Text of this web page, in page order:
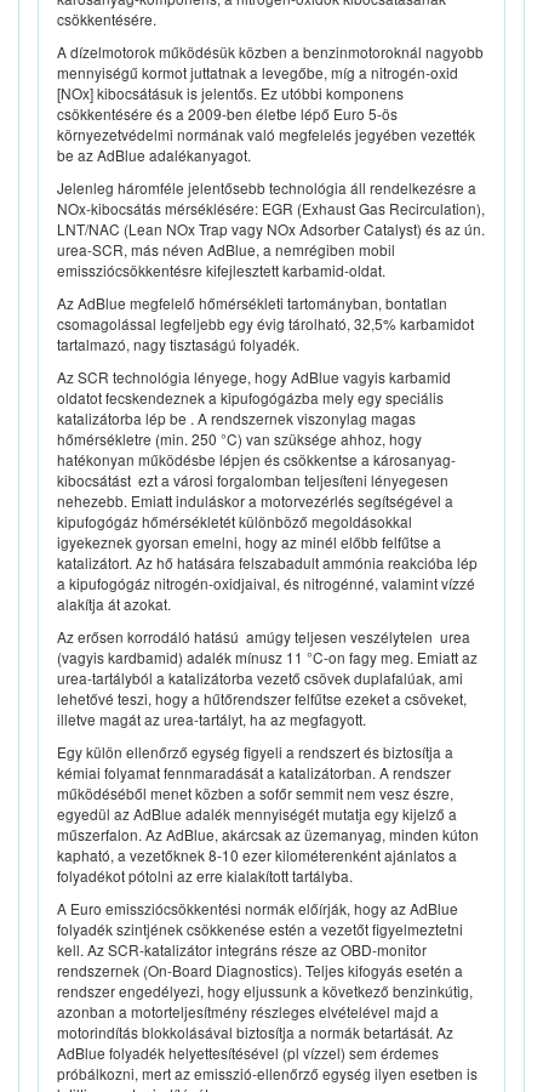
csökkentésére.
A dízelmotorok működésük közben a benzinmotoroknál nagyobb
mennyiségű kormot juttatnak a levegőbe, míg a nitrogén-oxid
[NOx] kibocsátásuk is jelentős. Ez utóbbi komponens
csökkentésére és a 2009-ben életbe lépő Euro 5-ös
környezetvédelmi normának való megfelelés jegyében vezették
be az AdBlue adalékanyagot.
Jelenleg háromféle jelentősebb technológia áll rendelkezésre a
NOx-kibocsátás mérséklésére: EGR (Exhaust Gas Recirculation),
LNT/NAC (Lean NOx Trap vagy NOx Adsorber Catalyst) és az ún.
urea-SCR, más néven AdBlue, a nemrégiben mobil
emissziócsökkentésre kifejlesztett karbamid-oldat.
Az AdBlue megfelelő hőmérsékleti tartományban, bontatlan
csomagolással legfeljebb egy évig tárolható, 32,5% karbamidot
tartalmazó, nagy tisztaságú folyadék.
Az SCR technológia lényege, hogy AdBlue vagyis karbamid
oldatot fecskendeznek a kipufogógázba mely egy speciális
katalizátorba lép be . A rendszernek viszonylag magas
hőmérsékletre (min. 250 °C) van szüksége ahhoz, hogy
hatékonyan működésbe lépjen és csökkentse a károsanyag-
kibocsátást  ezt a városi forgalomban teljesíteni lényegesen
nehezebb. Emiatt induláskor a motorvezérlés segítségével a
kipufogógáz hőmérsékletét különböző megoldásokkal
igyekeznek gyorsan emelni, hogy az minél előbb felfűtse a
katalizátort. Az hő hatására felszabadult ammónia reakcióba lép
a kipufogógáz nitrogén-oxidjaival, és nitrogénné, valamint vízzé
alakítja át azokat.
Az erősen korrodáló hatású  amúgy teljesen veszélytelen  urea
(vagyis kardbamid) adalék mínusz 11 °C-on fagy meg. Emiatt az
urea-tartályból a katalizátorba vezető csövek duplafalúak, ami
lehetővé teszi, hogy a hűtőrendszer felfűtse ezeket a csöveket,
illetve magát az urea-tartályt, ha az megfagyott.
Egy külön ellenőrző egység figyeli a rendszert és biztosítja a
kémiai folyamat fennmaradását a katalizátorban. A rendszer
működéséből menet közben a sofőr semmit nem vesz észre,
egyedül az AdBlue adalék mennyiségét mutatja egy kijelző a
műszerfalon. Az AdBlue, akárcsak az üzemanyag, minden kúton
kapható, a vezetőknek 8-10 ezer kilométerenként ajánlatos a
folyadékot pótolni az erre kialakított tartályba.
A Euro emissziócsökkentési normák előírják, hogy az AdBlue
folyadék szintjének csökkenése estén a vezetőt figyelmeztetni
kell. Az SCR-katalizátor integráns része az OBD-monitor
rendszernek (On-Board Diagnostics). Teljes kifogyás esetén a
rendszer engedélyezi, hogy eljussunk a következő benzinkútig,
azonban a motorteljesítmény részleges elvételével majd a
motorindítás blokkolásával biztosítja a normák betartását. Az
AdBlue folyadék helyettesítésével (pl vízzel) sem érdemes
próbálkozni, mert az emisszió-ellenőrző egység ilyen esetben is